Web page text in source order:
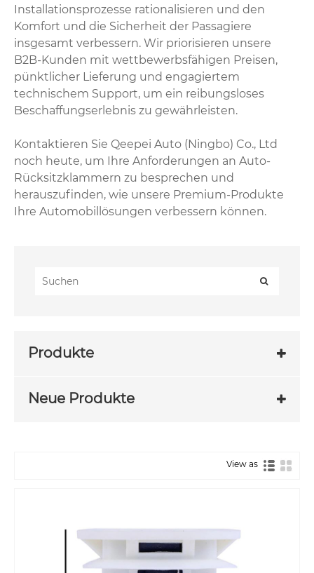
Installationsprozesse rationalisieren und den
Komfort und die Sicherheit der Passagiere
insgesamt verbessern. Wir priorisieren unsere
B2B-Kunden mit wettbewerbsfähigen Preisen,
pünktlicher Lieferung und engagiertem
technischem Support, um ein reibungsloses
Beschaffungserlebnis zu gewährleisten.
Kontaktieren Sie Qeepei Auto (Ningbo) Co., Ltd
noch heute, um Ihre Anforderungen an Auto-
Rücksitzklammern zu besprechen und
herauszufinden, wie unsere Premium-Produkte
Ihre Automobillösungen verbessern können.
Produkte
Neue Produkte
View as